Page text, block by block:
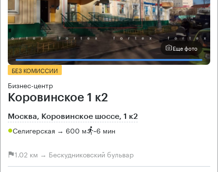
Еще фото
БЕЗ КОМИССИИ
Бизнес-центр
Коровинское 1 к2
Москва, Коровинское шоссе, 1 к2
Селигерская → 600 м ~6 мин
1.02 км → Бескудниковский бульвар